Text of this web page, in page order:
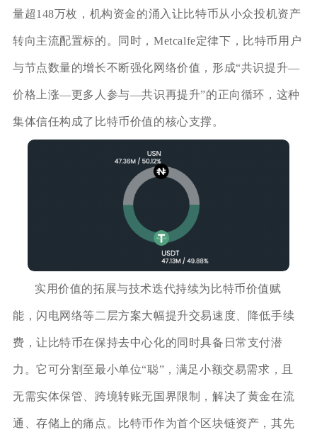
量超148万枚，机构资金的涌入让比特币从小众投机资产
转向主流配置标的。同时，Metcalfe定律下，比特币用户
与节点数量的增长不断强化网络价值，形成“共识提升—
价格上涨—更多人参与—共识再提升”的正向循环，这种
集体信任构成了比特币价值的核心支撑。
实用价值的拓展与技术迭代持续为比特币价值赋
能，闪电网络等二层方案大幅提升交易速度、降低手续
费，让比特币在保持去中心化的同时具备日常支付潜
力。它可分割至最小单位“聪”，满足小额交易需求，且
无需实体保管、跨境转账无国界限制，解决了黄金在流
通、存储上的痛点。比特币作为首个区块链资产，其先